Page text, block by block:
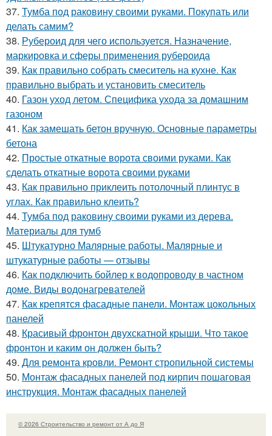
37. Тумба под раковину своими руками. Покупать или
делать самим?
38. Рубероид для чего используется. Назначение,
маркировка и сферы применения рубероида
39. Как правильно собрать смеситель на кухне. Как
правильно выбрать и установить смеситель
40. Газон уход летом. Специфика ухода за домашним
газоном
41. Как замешать бетон вручную. Основные параметры
бетона
42. Простые откатные ворота своими руками. Как
сделать откатные ворота своими руками
43. Как правильно приклеить потолочный плинтус в
углах. Как правильно клеить?
44. Тумба под раковину своими руками из дерева.
Материалы для тумб
45. Штукатурно Малярные работы. Малярные и
штукатурные работы — отзывы
46. Как подключить бойлер к водопроводу в частном
доме. Виды водонагревателей
47. Как крепятся фасадные панели. Монтаж цокольных
панелей
48. Красивый фронтон двухскатной крыши. Что такое
фронтон и каким он должен быть?
49. Для ремонта кровли. Ремонт стропильной системы
50. Монтаж фасадных панелей под кирпич пошаговая
инструкция. Монтаж фасадных панелей
© 2026 Строительство и ремонт от А до Я